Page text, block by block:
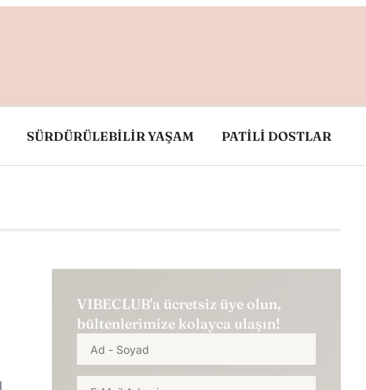
SÜRDÜRÜLEBİLİR YAŞAM PATİLİ DOSTLAR
VIBECLUB'a ücretsiz üye olun,
bültenlerimize kolayca ulaşın!